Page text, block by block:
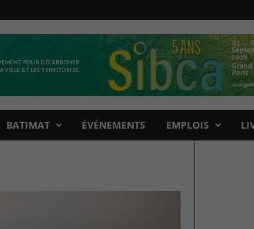
BATIMAT ÉVÉNEMENTS EMPLOIS